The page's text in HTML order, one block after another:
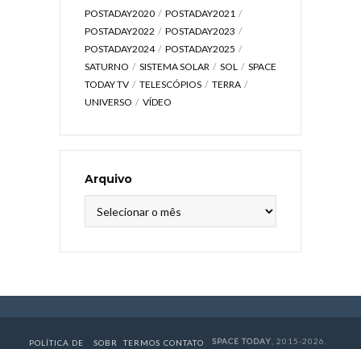
POSTADAY2020
POSTADAY2021
POSTADAY2022
POSTADAY2023
POSTADAY2024
POSTADAY2025
SATURNO
SISTEMA SOLAR SOL
SPACE
TODAY TV
TELESCÓPIOS
TERRA
UNIVERSO
VÍDEO
Arquivo
POLÍTICA DE
SOBR
TERMOS CONTATO SPACE TODAY , 2015-2026.